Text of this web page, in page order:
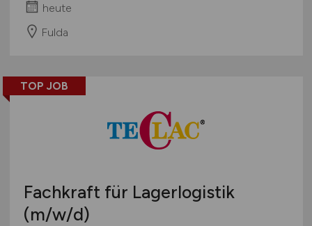
heute
Fulda
TOP JOB
Fachkraft für Lagerlogistik
(m/w/d)